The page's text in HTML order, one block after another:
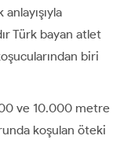
Türk bayan atlet
biri
ve 10.000 metre
koşulan öteki